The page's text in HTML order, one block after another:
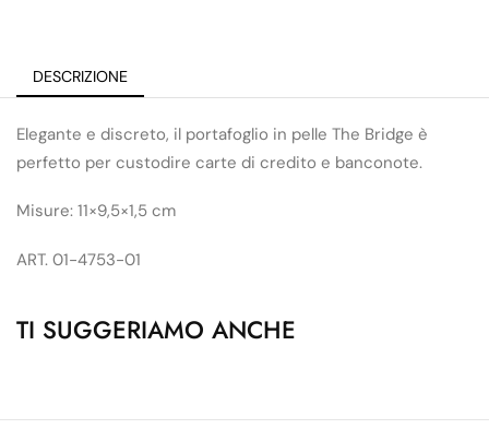
DESCRIZIONE
Elegante e discreto, il portafoglio in pelle The Bridge è
perfetto per custodire carte di credito e banconote.
Misure: 11×9,5×1,5 cm
ART. 01-4753-01
TI SUGGERIAMO ANCHE